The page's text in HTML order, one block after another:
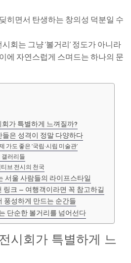
히면서 탄생하는 창의성 덕분일 수
회는 그냥 ‘볼거리’ 정도가 아니라
에 자연스럽게 스며드는 하나의 문
회가 특별하게 느껴질까?
들은 성격이 정말 다양하다
가도 좋은 ‘국립·시립 미술관’
갤러리들
브 전시의 천국
서울 사람들의 라이프스타일
링크 — 여행객이라면 꼭 참고하길
풍성하게 만드는 순간들
단순한 볼거리를 넘어선다
시회가 특별하게 느